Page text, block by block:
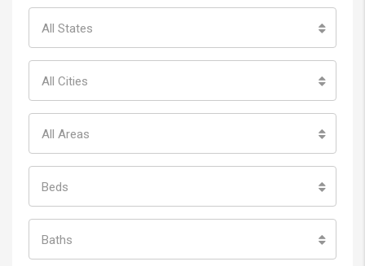
All States
All Cities
All Areas
Beds
Baths